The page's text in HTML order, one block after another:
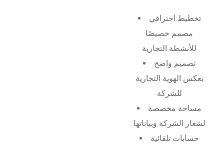
تخطيط احترافي
مصمم خصيصًا
للأنشطة التجارية
تصميم واضح
يعكس الهوية التجارية
للشركة
مساحة مخصصة
لشعار الشركة وبياناتها
حسابات تلقائية